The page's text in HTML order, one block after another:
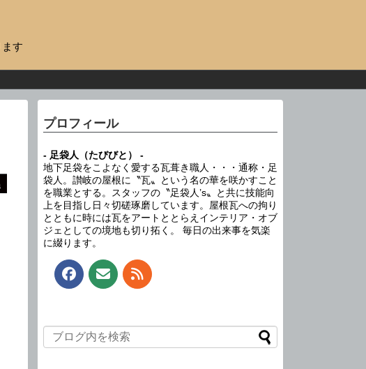
す
プロフィール
- 足袋人（たびびと） -
地下足袋をこよなく愛する瓦葺き職人・・・通称・足
袋人。讃岐の屋根に〝瓦〟という名の華を咲かすこと
を職業とする。スタッフの〝足袋人’s〟と共に技能向
上を目指し日々切磋琢磨しています。屋根瓦への拘り
とともに時には瓦をアートととらえインテリア・オブ
ジェとしての境地も切り拓く。 毎日の出来事を気楽
に綴ります。